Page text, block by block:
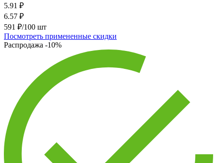
5.91 ₽
6.57 ₽
591 ₽/100 шт
Посмотреть примененные скидки
Распродажа -10%